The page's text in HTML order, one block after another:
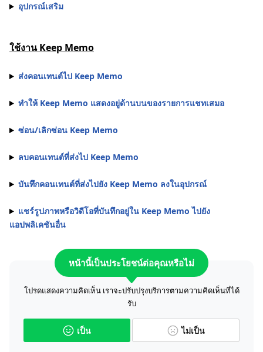
อุปกรณ์เสริม
ใช้งาน Keep Memo
ส่งคอนเทนต์ไป Keep Memo
ทำให้ Keep Memo แสดงอยู่ด้านบนของรายการแชทเสมอ
ซ่อน/เลิกซ่อน Keep Memo
ลบคอนเทนต์ที่ส่งไป Keep Memo
บันทึกคอนเทนต์ที่ส่งไปยัง Keep Memo ลงในอุปกรณ์
แชร์รูปภาพหรือวิดีโอที่บันทึกอยู่ใน Keep Memo ไปยัง
แอปพลิเคชันอื่น
หน้านี้เป็นประโยชน์ต่อคุณหรือไม่
โปรดแสดงความคิดเห็น เราจะปรับปรุงบริการตามความคิดเห็นที่ได้
รับ
เป็น ไม่เป็น